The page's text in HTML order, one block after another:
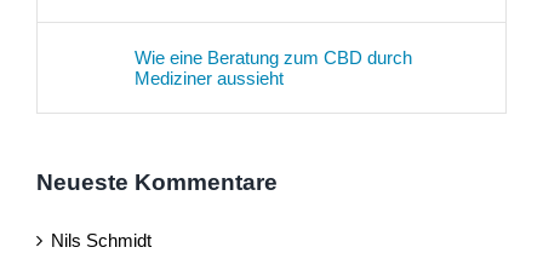
Wie eine Beratung zum CBD durch
Mediziner aussieht
Neueste Kommentare
Nils Schmidt